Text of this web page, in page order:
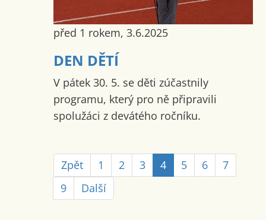
před 1 rokem, 3.6.2025
DEN DĚTÍ
V pátek 30. 5. se děti zúčastnily
programu, který pro ně připravili
spolužáci z devátého ročníku.
Zpět 1 2 3 4 5 6
7
9
Další